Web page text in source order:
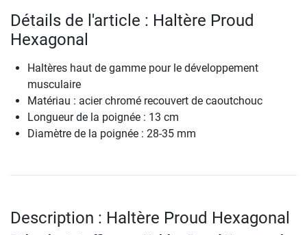
Détails de l'article : Haltère Proud
Hexagonal
Haltères haut de gamme pour le développement
musculaire
Matériau : acier chromé recouvert de caoutchouc
Longueur de la poignée : 13 cm
Diamètre de la poignée : 28-35 mm
Description : Haltère Proud Hexagonal